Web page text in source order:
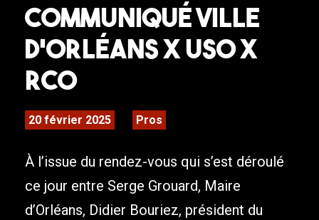
Communiqué Ville
d’Orléans x USO x
RCO
20 février 2025 Pros
À l’issue du rendez-vous qui s’est déroulé
ce jour entre Serge Grouard, Maire
d’Orléans, Didier Bouriez, président du